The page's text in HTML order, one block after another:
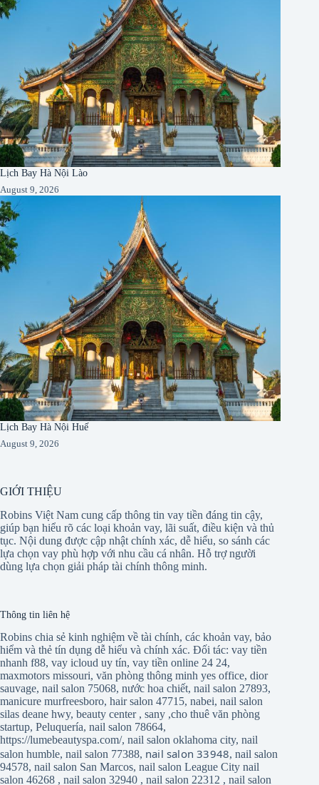
Lịch Bay Hà Nội Lào
August 9, 2026
Lịch Bay Hà Nội Huế
August 9, 2026
GIỚI THIỆU
Robins Việt Nam cung cấp thông tin vay tiền đáng tin cậy,
giúp bạn hiểu rõ các loại khoản vay, lãi suất, điều kiện và thủ
tục. Nội dung được cập nhật chính xác, dễ hiểu, so sánh các
lựa chọn vay phù hợp với nhu cầu cá nhân. Hỗ trợ người
dùng lựa chọn giải pháp tài chính thông minh.
Thông tin liên hệ
Robins chia sẻ kinh nghiệm về tài chính, các khoản vay, bảo
hiểm và thẻ tín dụng dễ hiểu và chính xác. Đối tác: vay tiền
nhanh f88, vay icloud uy tín, vay tiền online 24 24,
maxmotors missouri, văn phòng thông minh yes office, dior
sauvage, nail salon 75068, nước hoa chiết, nail salon 27893,
manicure murfreesboro, hair salon 47715, nabei, nail salon
silas deane hwy, beauty center, sany ,cho thuê văn phòng
startup, Peluquería, nail salon 78664,
https://lumebeautyspa.com/, nail salon oklahoma city, nail
salon humble, nail salon 77388, nail salon 33948,nail salon
94578, nail salon San Marcos, nail salon League City nail
salon 46268 , nail salon 32940 , nail salon 22312 , nail salon